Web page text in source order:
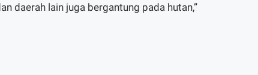
daerah lain juga bergantung pada hutan,”